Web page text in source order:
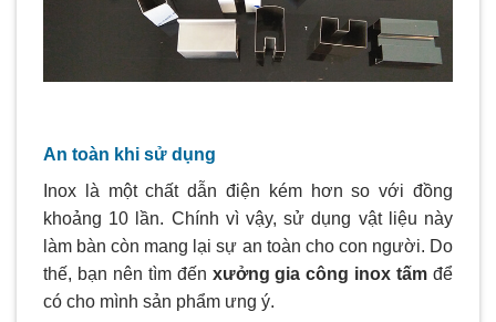
An toàn khi sử dụng
Inox là một chất dẫn điện kém hơn so với đồng
khoảng 10 lần. Chính vì vậy, sử dụng vật liệu này
làm bàn còn mang lại sự an toàn cho con người. Do
thế, bạn nên tìm đến xưởng gia công inox tấm để
có cho mình sản phẩm ưng ý.